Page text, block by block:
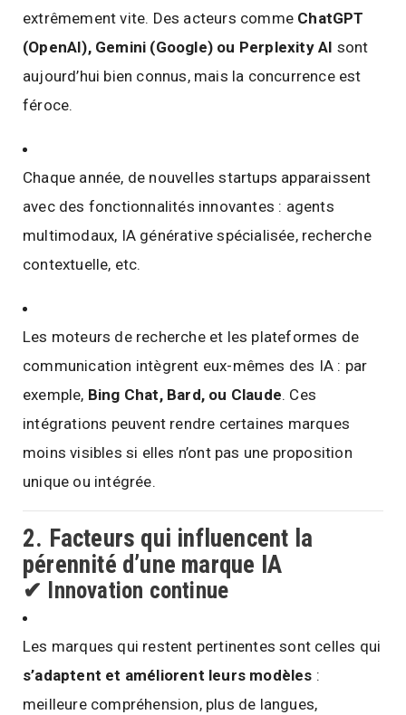
extrêmement vite. Des acteurs comme ChatGPT
(OpenAI), Gemini (Google) ou Perplexity AI sont
aujourd’hui bien connus, mais la concurrence est
féroce.
Chaque année, de nouvelles startups apparaissent
avec des fonctionnalités innovantes : agents
multimodaux, IA générative spécialisée, recherche
contextuelle, etc.
Les moteurs de recherche et les plateformes de
communication intègrent eux-mêmes des IA : par
exemple, Bing Chat, Bard, ou Claude. Ces
intégrations peuvent rendre certaines marques
moins visibles si elles n’ont pas une proposition
unique ou intégrée.
2. Facteurs qui influencent la
pérennité d’une marque IA
✔ Innovation continue
Les marques qui restent pertinentes sont celles qui
s’adaptent et améliorent leurs modèles :
meilleure compréhension, plus de langues,